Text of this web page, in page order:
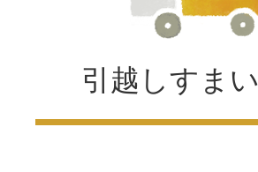
引越しすまい